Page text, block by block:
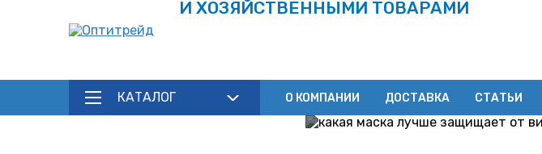
И ХОЗЯЙСТВЕННЫМИ ТОВАРАМИ
КАТАЛОГ О КОМПАНИИ ДОСТАВКА СТАТЬИ